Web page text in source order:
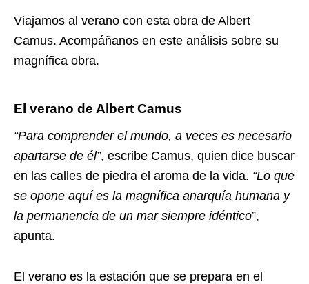
Viajamos al verano con esta obra de Albert
Camus. Acompáñanos en este análisis sobre su
magnífica obra.
El verano de Albert Camus
“Para comprender el mundo, a veces es necesario
apartarse de él”, escribe Camus, quien dice buscar
en las calles de piedra el aroma de la vida. “Lo que
se opone aquí es la magnífica anarquía humana y
la permanencia de un mar siempre idéntico”,
apunta.
El verano es la estación que se prepara en el